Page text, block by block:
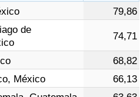
79,86
de
74,71
68,82
México
66,13
País